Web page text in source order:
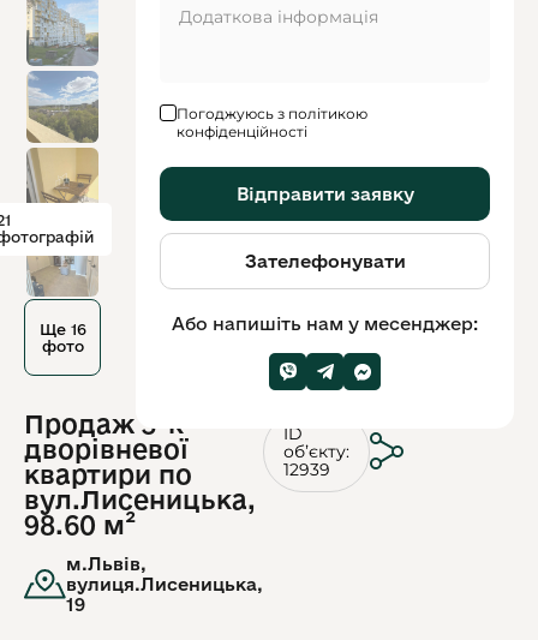
Ще 16
фото
Продаж 3-к
дворівневої
квартири по
вул.Лисеницька,
98.60 м²
м.Львів,
вулиця.Лисеницька,
19
ID
обʼєкту:
12939
Погоджуюсь з політикою
конфіденційності
Відправити заявку
Зателефонувати
Або напишіть нам у месенджер: